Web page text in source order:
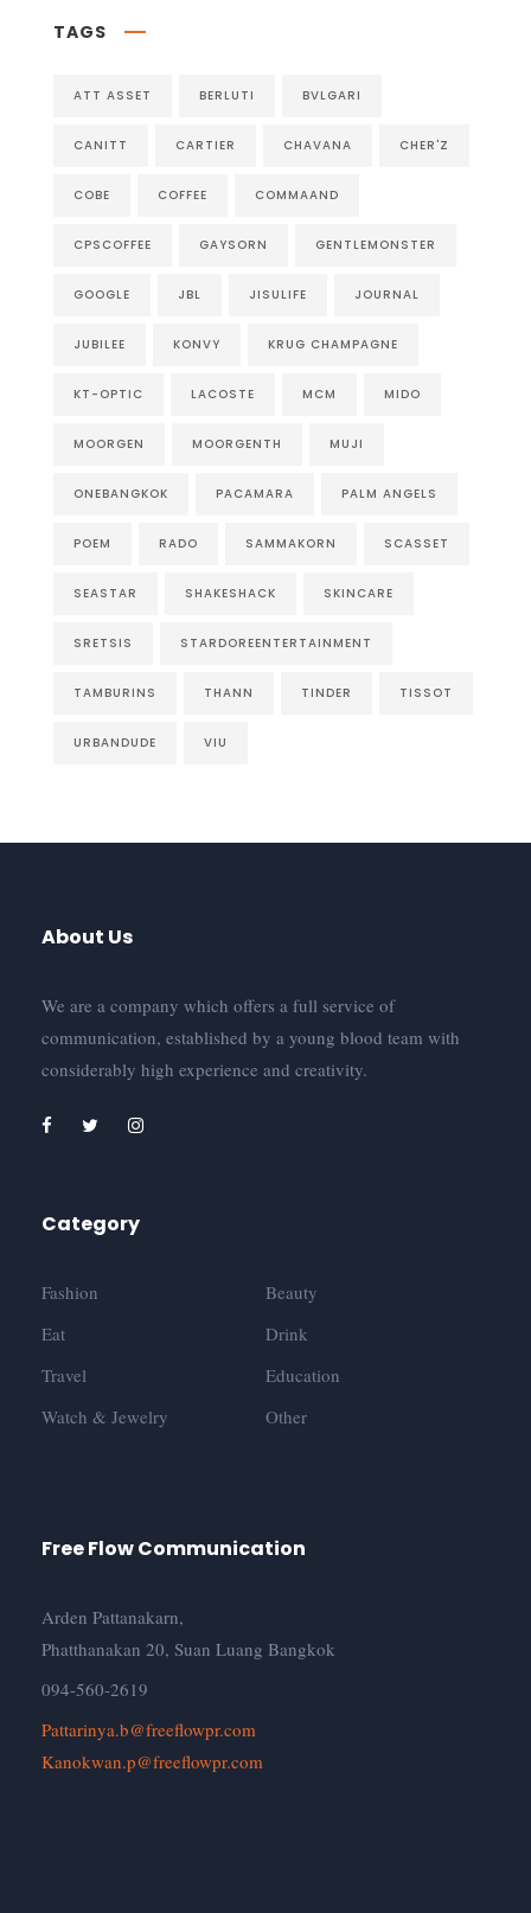
TAGS
ATT ASSET BERLUTI BVLGARI
CANITT CARTIER CHAVANA CHER'Z
COBE COFFEE COMMAAND
CPSCOFFEE GAYSORN GENTLEMONSTER
GOOGLE JBL JISULIFE JOURNAL
JUBILEE KONVY KRUG CHAMPAGNE
KT-OPTIC LACOSTE MCM MIDO
MOORGEN MOORGENTH MUJI
ONEBANGKOK PACAMARA PALM ANGELS
POEM RADO SAMMAKORN SCASSET
SEASTAR SHAKESHACK SKINCARE
SRETSIS STARDOREENTERTAINMENT
TAMBURINS THANN TINDER TISSOT
URBANDUDE VIU
About Us
We are a company which offers a full service of
communication, established by a young blood team with
considerably high experience and creativity.
Category
Fashion
Beauty
Eat
Drink
Travel
Education
Watch & Jewelry
Other
Free Flow Communication
Arden Pattanakarn,
Phatthanakan 20, Suan Luang Bangkok
094-560-2619
Pattarinya.b@freeflowpr.com
Kanokwan.p@freeflowpr.com